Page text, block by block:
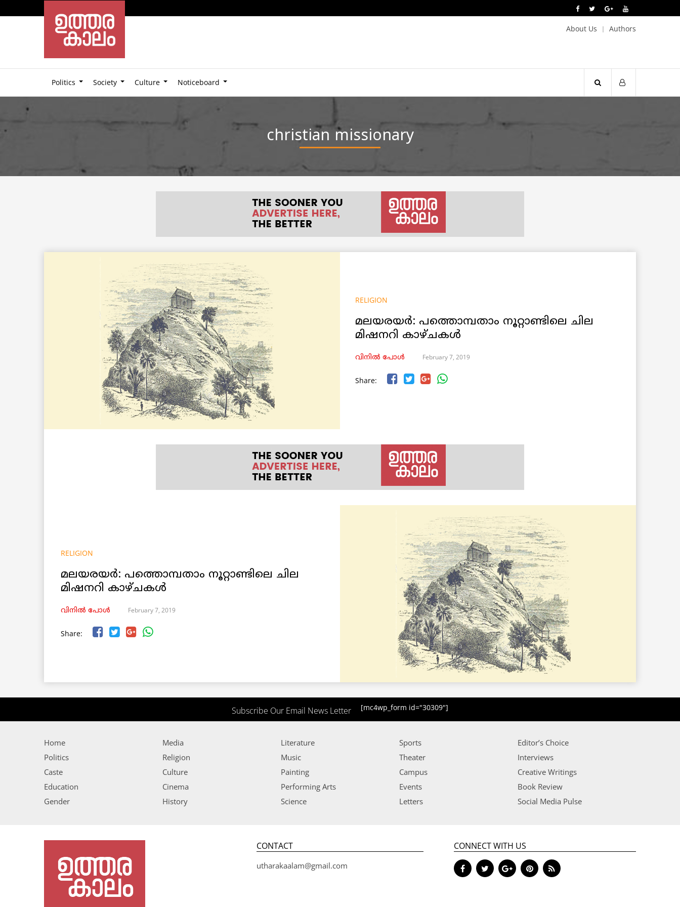
About Us Authors
Politics Society Culture Noticeboard
christian missionary
RELIGION
മലയരയർ: പത്തൊമ്പതാം നൂറ്റാണ്ടിലെ ചില
മിഷനറി കാഴ്ചകൾ
വിനില്‍ പോള്‍ February 7, 2019
Share:
RELIGION
മലയരയർ: പത്തൊമ്പതാം നൂറ്റാണ്ടിലെ ചില
മിഷനറി കാഴ്ചകൾ
വിനില്‍ പോള്‍ February 7, 2019
Share:
Subscribe Our Email News Letter [mc4wp_form id="30309"]
Home
Politics
Caste
Education
Gender
Media
Religion
Culture
Cinema
History
Literature
Music
Painting
Performing Arts
Science
Sports
Theater
Campus
Events
Letters
Editor’s Choice
Interviews
Creative Writings
Book Review
Social Media Pulse
CONTACT
utharakaalam@gmail.com
CONNECT WITH US